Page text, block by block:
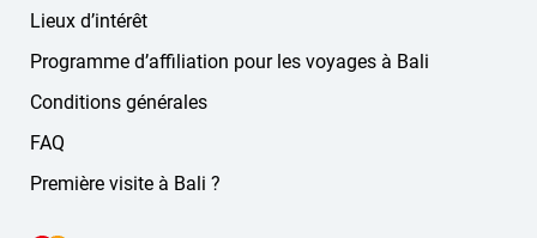
Lieux d’intérêt
Programme d’affiliation pour les voyages à Bali
Conditions générales
FAQ
Première visite à Bali ?